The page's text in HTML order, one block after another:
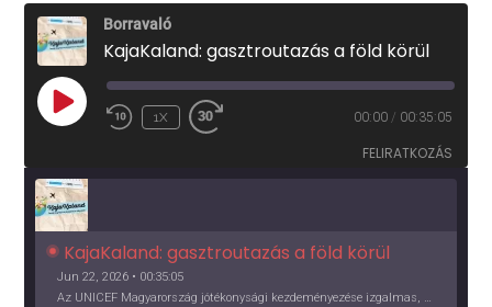
Borravaló
KajaKaland: gasztroutazás a föld körül
PLAY
EPISODE
1X 00:00 / 00:35:05
FELIRATKOZÁS
KajaKaland: gasztroutazás a föld körül
Jun 22, 2026 • 00:35:05
Az UNICEF Magyarország jótékonysági kezdeményezése izgalmas, egész éves világkörüli ízutazásra hív, igazi családi program és gasztroedukáció, illetve segítség a rászorulóknak is egyben.